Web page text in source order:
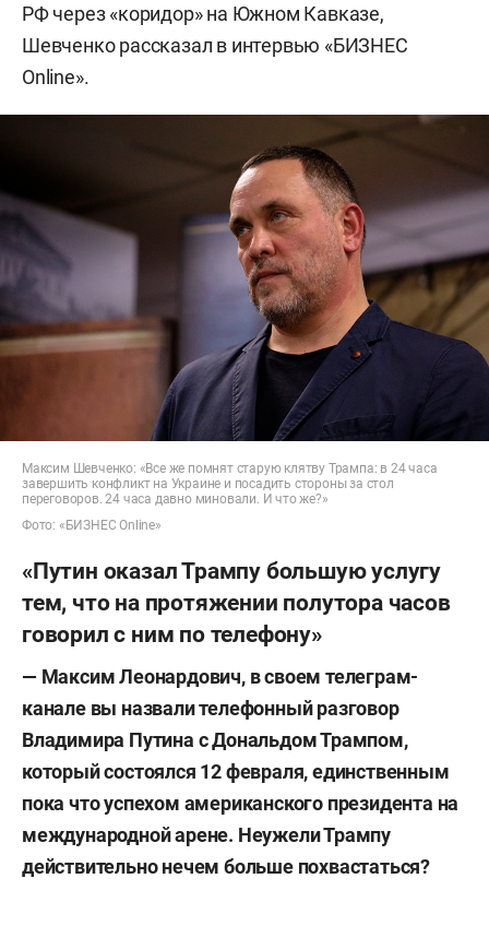
РФ через «коридор» на Южном Кавказе,
Шевченко рассказал в интервью «БИЗНЕС
Online».
Максим Шевченко: «Все же помнят старую клятву Трампа: в 24 часа
завершить конфликт на Украине и посадить стороны за стол
переговоров. 24 часа давно миновали. И что же?»
Фото: «БИЗНЕС Online»
«Путин оказал Трампу большую услугу
тем, что на протяжении полутора часов
говорил с ним по телефону»
— Максим Леонардович, в своем телеграм-
канале вы назвали телефонный разговор
Владимира Путина с Дональдом Трампом,
который состоялся 12 февраля, единственным
пока что успехом американского президента на
международной арене. Неужели Трампу
действительно нечем больше похвастаться?